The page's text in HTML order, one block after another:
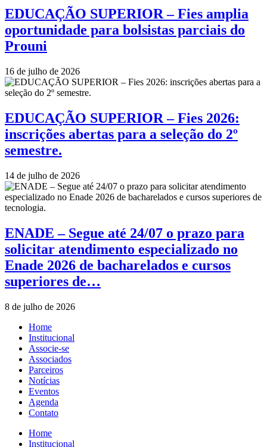
EDUCAÇÃO SUPERIOR – Fies amplia
oportunidade para bolsistas parciais do
Prouni
16 de julho de 2026
EDUCAÇÃO SUPERIOR – Fies 2026:
inscrições abertas para a seleção do 2º
semestre.
14 de julho de 2026
ENADE – Segue até 24/07 o prazo para
solicitar atendimento especializado no
Enade 2026 de bacharelados e cursos
superiores de…
8 de julho de 2026
Home
Institucional
Associe-se
Associados
Parceiros
Notícias
Eventos
Agenda
Contato
Home
Institucional